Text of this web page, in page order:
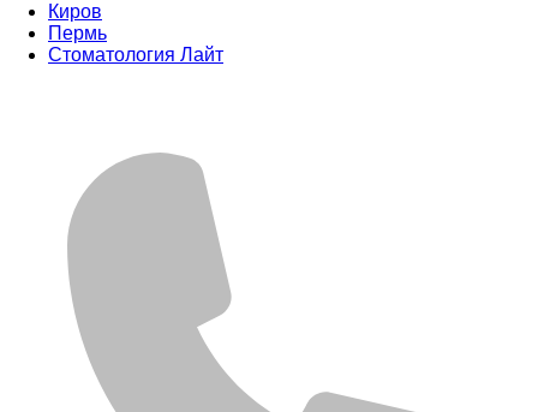
Киров
Пермь
Стоматология Лайт